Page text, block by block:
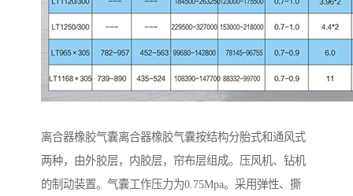
离合器橡胶气囊离合器橡胶气囊按结构分胎式和通风式
两种，由外胶层，内胶层，帘布层组成。压风机、钻机
的制动装置。气囊工作压力为0.75Mpa。采用弹性、撕